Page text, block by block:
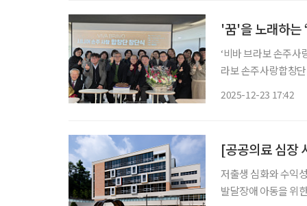
'꿈'을 노래하는
‘비바 브라보 손주
라보 손주사랑합창
2025-12-23 17:42
저출생 심화와 수익
발달장애 아동을 위